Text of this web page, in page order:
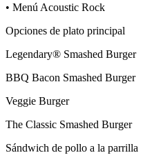
• Menú Acoustic Rock
Opciones de plato principal
Legendary® Smashed Burger
BBQ Bacon Smashed Burger
Veggie Burger
The Classic Smashed Burger
Sándwich de pollo a la parrilla